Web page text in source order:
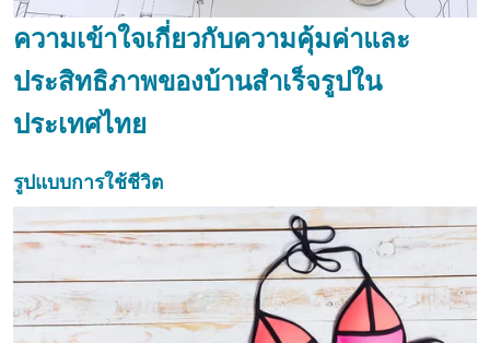
ความเข้าใจเกี่ยวกับความคุ้มค่าและ
ประสิทธิภาพของบ้านสำเร็จรูปใน
ประเทศไทย
รูปแบบการใช้ชีวิต